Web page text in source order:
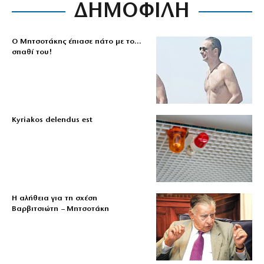
ΔΗΜΟΦΙΛΗ
Ο Μητσοτάκης έπιασε πάτο με το…
σπαθί του!
Kyriakos delendus est
Η αλήθεια για τη σχέση
Βαρβιτσιώτη – Μητσοτάκη